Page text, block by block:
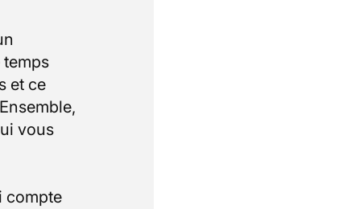
temps
et ce
vous
compte